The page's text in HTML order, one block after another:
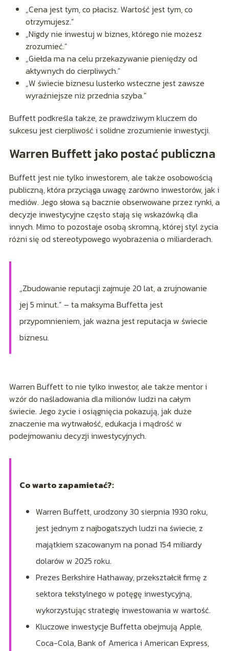
„Cena jest tym, co płacisz. Wartość jest tym, co
otrzymujesz.”
„Nigdy nie inwestuj w biznes, którego nie możesz
zrozumieć.”
„Giełda ma na celu przekazywanie pieniędzy od
aktywnych do cierpliwych.”
„W świecie biznesu lusterko wsteczne jest zawsze
wyraźniejsze niż przednia szyba.”
Buffett podkreśla także, że prawdziwym kluczem do
sukcesu jest cierpliwość i solidne zrozumienie inwestycji.
Warren Buffett jako postać publiczna
Buffett jest nie tylko inwestorem, ale także osobowością
publiczną, która przyciąga uwagę zarówno inwestorów, jak i
mediów. Jego słowa są bacznie obserwowane przez rynki, a
decyzje inwestycyjne często stają się wskazówką dla
innych. Mimo to pozostaje osobą skromną, której styl życia
różni się od stereotypowego wyobrażenia o miliarderach.
„Zbudowanie reputacji zajmuje 20 lat, a zrujnowanie
jej 5 minut.” – ta maksyma Buffetta jest
przypomnieniem, jak ważna jest reputacja w świecie
biznesu.
Warren Buffett to nie tylko inwestor, ale także mentor i
wzór do naśladowania dla milionów ludzi na całym
świecie. Jego życie i osiągnięcia pokazują, jak duże
znaczenie ma wytrwałość, edukacja i mądrość w
podejmowaniu decyzji inwestycyjnych.
Co warto zapamietać?:
Warren Buffett, urodzony 30 sierpnia 1930 roku,
jest jednym z najbogatszych ludzi na świecie, z
majątkiem szacowanym na ponad 154 miliardy
dolarów w 2025 roku.
Prezes Berkshire Hathaway, przekształcił firmę z
sektora tekstylnego w potęgę inwestycyjną,
wykorzystując strategię inwestowania w wartość.
Kluczowe inwestycje Buffetta obejmują Apple,
Coca-Cola, Bank of America i American Express,